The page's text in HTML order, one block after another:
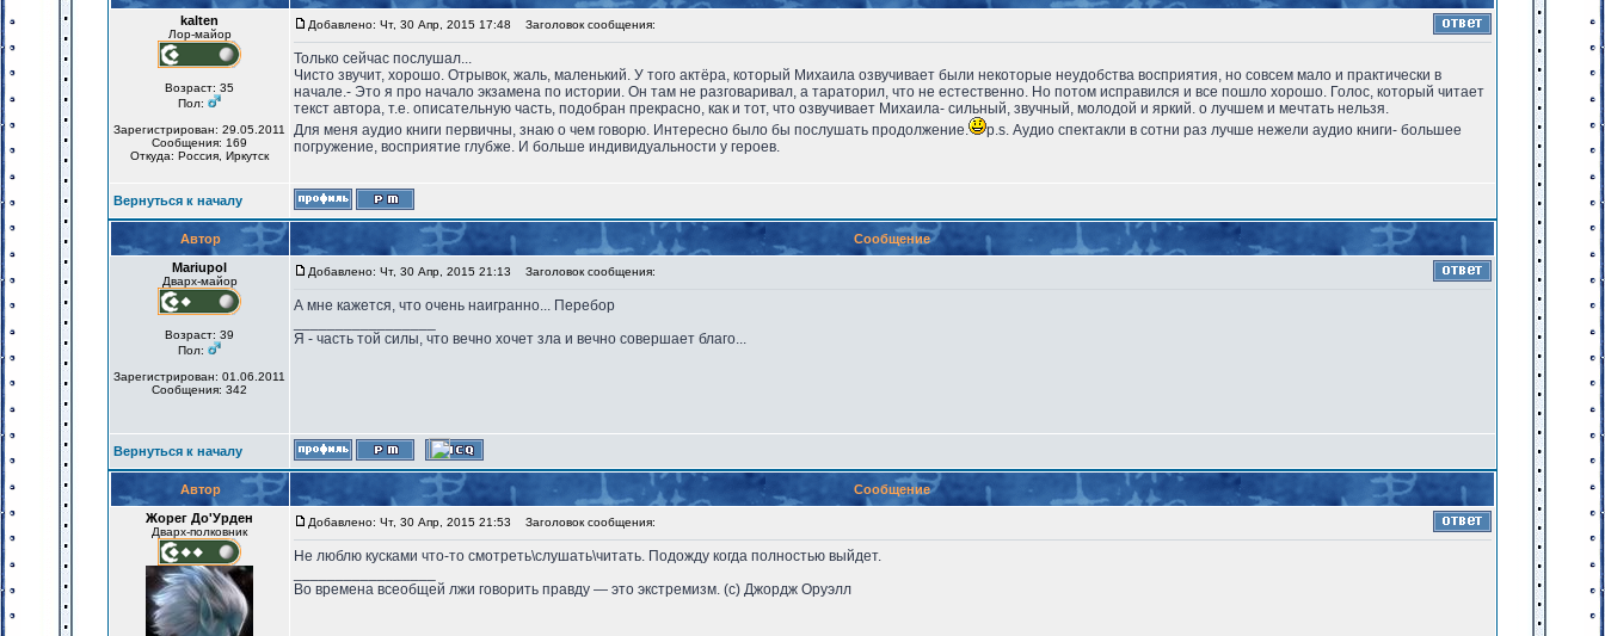
kalten
Лор-майор
Возраст: 35
Пол:
Зарегистрирован: 29.05.2011
Сообщения: 169
Откуда: Россия, Иркутск
Добавлено: Чт, 30 Апр, 2015 17:48 Заголовок сообщения:
Только сейчас послушал...
Чисто звучит, хорошо. Отрывок, жаль, маленький. У того актёра, который Михаила озвучивает были некоторые неудобства восприятия, но совсем мало и практически в
начале.- Это я про начало экзамена по истории. Он там не разговаривал, а тараторил, что не естественно. Но потом исправился и все пошло хорошо. Голос, который читает
текст автора, т.е. описательную часть, подобран прекрасно, как и тот, что озвучивает Михаила- сильный, звучный, молодой и яркий. о лучшем и мечтать нельзя.
Для меня аудио книги первичны, знаю о чем говорю. Интересно было бы послушать продолжение.
p.s. Аудио спектакли в сотни раз лучше нежели аудио книги- большее
погружение, восприятие глубже. И больше индивидуальности у героев.
Вернуться к началу
Автор
Сообщение
Mariupol
Дварх-майор
Возраст: 39
Пол:
Зарегистрирован: 01.06.2011
Сообщения: 342
Добавлено: Чт, 30 Апр, 2015 21:13 Заголовок сообщения:
А мне кажется, что очень наигранно... Перебор
Я - часть той силы, что вечно хочет зла и вечно совершает благо...
Вернуться к началу
Автор
Сообщение
Жорег До'Урден
Дварх-полковник
Добавлено: Чт, 30 Апр, 2015 21:53 Заголовок сообщения:
Не люблю кусками что-то смотреть\слушать\читать. Подожду когда полностью выйдет.
Во времена всеобщей лжи говорить правду — это экстремизм. (с) Джордж Оруэлл